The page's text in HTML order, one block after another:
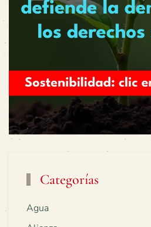
Categorías
Agua